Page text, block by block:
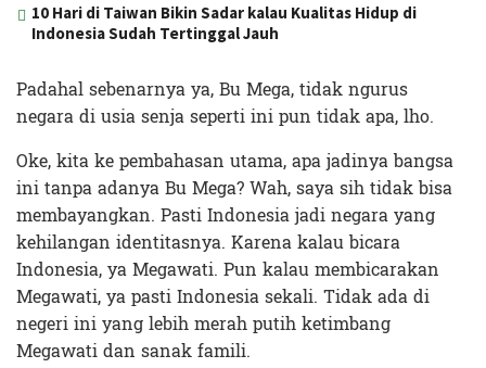
10 Hari di Taiwan Bikin Sadar kalau Kualitas Hidup di
Indonesia Sudah Tertinggal Jauh
Padahal sebenarnya ya, Bu Mega, tidak ngurus
negara di usia senja seperti ini pun tidak apa, lho.
Oke, kita ke pembahasan utama, apa jadinya bangsa
ini tanpa adanya Bu Mega? Wah, saya sih tidak bisa
membayangkan. Pasti Indonesia jadi negara yang
kehilangan identitasnya. Karena kalau bicara
Indonesia, ya Megawati. Pun kalau membicarakan
Megawati, ya pasti Indonesia sekali. Tidak ada di
negeri ini yang lebih merah putih ketimbang
Megawati dan sanak famili.